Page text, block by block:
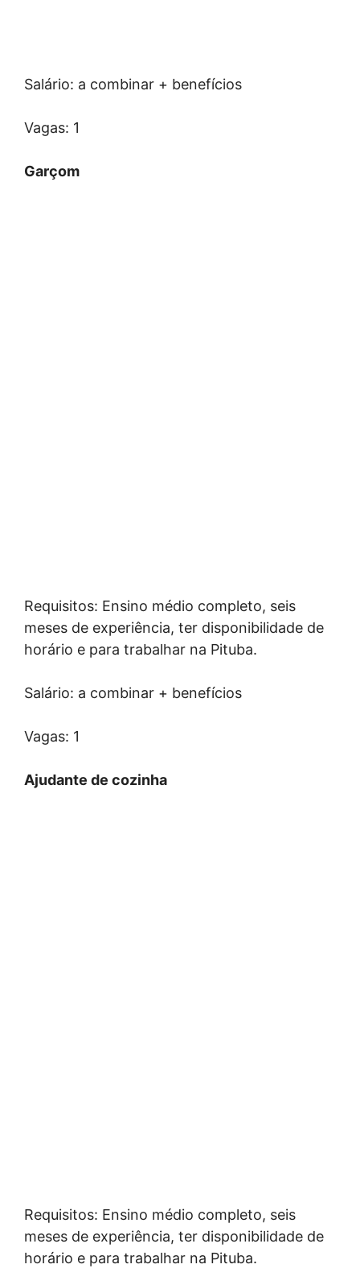
Salário: a combinar + benefícios
Vagas: 1
Garçom
Requisitos: Ensino médio completo, seis
meses de experiência, ter disponibilidade de
horário e para trabalhar na Pituba.
Salário: a combinar + benefícios
Vagas: 1
Ajudante de cozinha
Requisitos: Ensino médio completo, seis
meses de experiência, ter disponibilidade de
horário e para trabalhar na Pituba.